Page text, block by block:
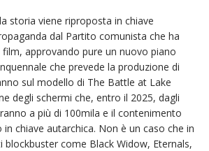
storia viene riproposta in chiave
dal Partito comunista che ha
approvando pure un nuovo piano
che prevede la produzione di
sul modello di The Battle at Lake
degli schermi che, entro il 2025, dagli
a più di 100mila e il contenimento
chiave autarchica. Non è un caso che in
blockbuster come Black Widow, Eternals,